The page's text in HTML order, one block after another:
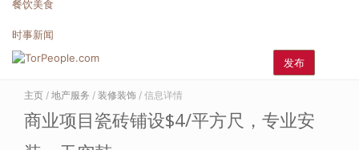
餐饮美食
时事新闻
发布
主页 / 地产服务 / 装修装饰 / 信息详情
商业项目瓷砖铺设$4/平方尺，专业安